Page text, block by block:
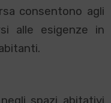
consentono agli
alle esigenze in